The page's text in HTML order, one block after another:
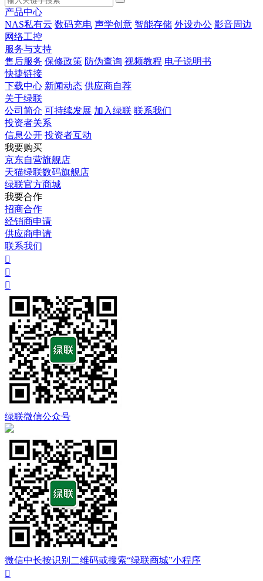
产品中心
NAS私有云 数码充电 声学创意 智能存储 外设办公 影音周边
网络工控
服务与支持
售后服务 保修政策 防伪查询 视频教程 电子说明书
快捷链接
下载中心 新闻动态 供应商自荐
关于绿联
公司简介 可持续发展 加入绿联 联系我们
投资者关系
信息公开 投资者互动
我要购买
京东自营旗舰店
天猫绿联数码旗舰店
绿联官方商城
我要合作
招商合作
经销商申请
供应商申请
联系我们



绿联微信公众号
微信中长按识别二维码或搜索“绿联商城”小程序
